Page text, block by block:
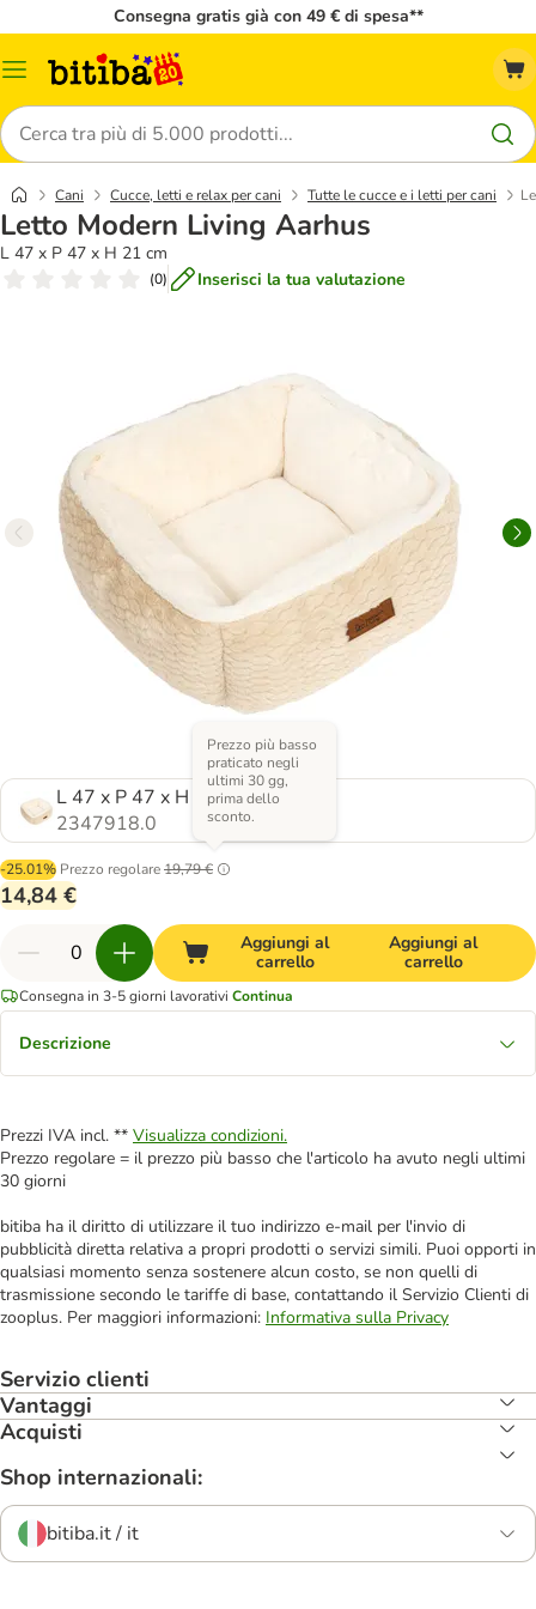
Consegna gratis già con 49 € di spesa**
Overview
Cerca
Cani Cucce, letti e relax per cani Tutte le cucce e i letti per cani
Letto Modern Living Aarhus
L 47 x P 47 x H 21 cm
(0) Inserisci la tua valutazione
L 47 x P 47 x H 21 cm
2347918.0
-25.01% Prezzo regolare19,79 €
Prezzo più basso
praticato negli
ultimi 30 gg,
prima dello
sconto.
14,84 €
Aggiungi al
carrello
Aggiungi al
carrello
Consegna in 3-5 giorni lavorativi Continua
Descrizione
Prezzi IVA incl. ** Visualizza condizioni.
Prezzo regolare = il prezzo più basso che l'articolo ha avuto negli ultimi
30 giorni
bitiba ha il diritto di utilizzare il tuo indirizzo e-mail per l'invio di
pubblicità diretta relativa a propri prodotti o servizi simili. Puoi opporti in
qualsiasi momento senza sostenere alcun costo, se non quelli di
trasmissione secondo le tariffe di base, contattando il Servizio Clienti di
zooplus. Per maggiori informazioni: Informativa sulla Privacy
Servizio clienti
Vantaggi
Acquisti
Shop internazionali:
bitiba.it / it